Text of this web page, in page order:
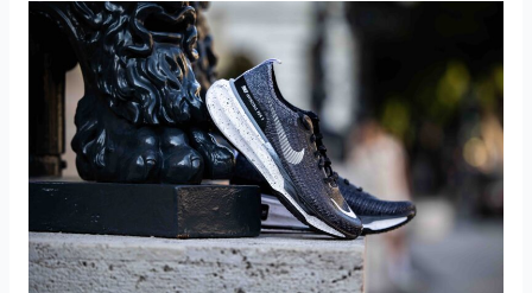
Soldes
d’hiver
2025
lance
l’opération
of
Season